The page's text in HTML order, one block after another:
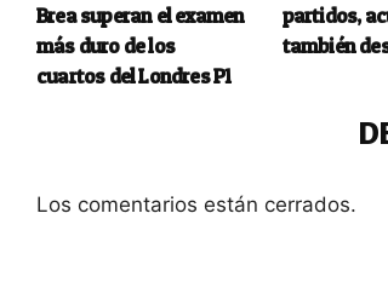
Brea superan el examen
más duro de los
cuartos del Londres P1
partidos,
también
Los comentarios están cerrados.